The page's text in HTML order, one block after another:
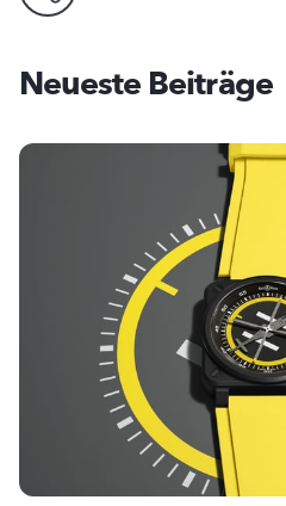
Neueste Beiträge